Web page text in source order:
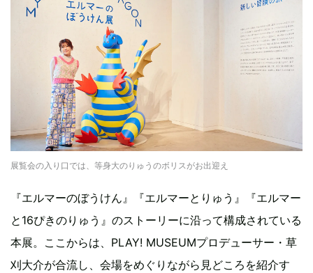
展覧会の入り口では、等身大のりゅうのボリスがお出迎え
『エルマーのぼうけん』『エルマーとりゅう』『エルマー
と16ぴきのりゅう』のストーリーに沿って構成されている
本展。ここからは、PLAY! MUSEUMプロデューサー・草
刈大介が合流し、会場をめぐりながら見どころを紹介す